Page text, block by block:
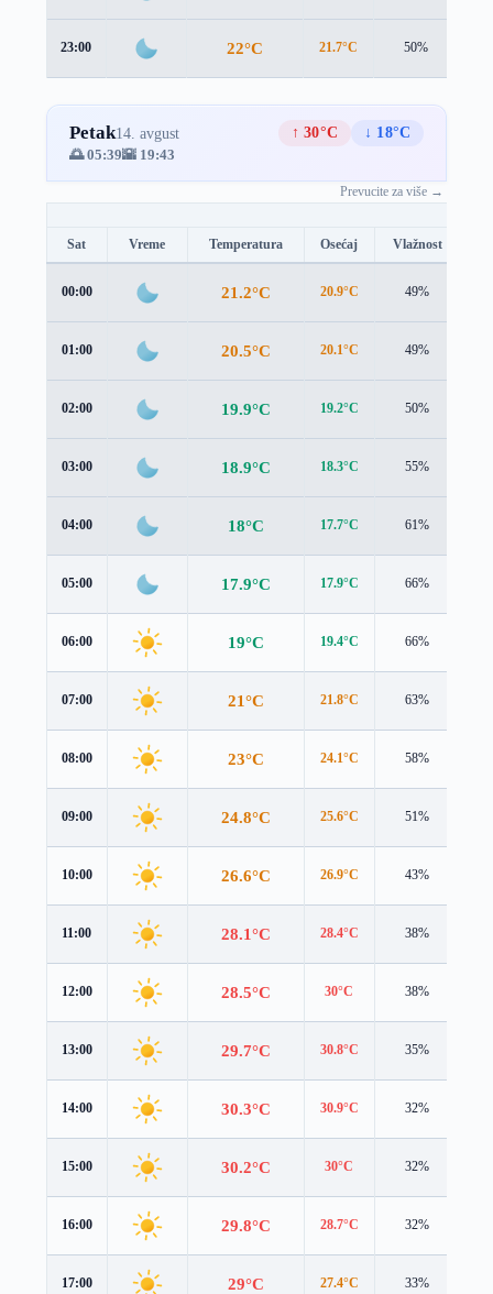
23:00 22°C 21.7°C 50%
Petak14. avgust ↑ 30°C
↓ 18°C
🌅 05:39🌇 19:43
Prevucite za više →
Sat Vreme Temperatura Osećaj Vlažnost
00:00 21.2°C 20.9°C 49%
01:00 20.5°C 20.1°C 49%
02:00 19.9°C 19.2°C 50%
03:00 18.9°C 18.3°C 55%
04:00 18°C 17.7°C 61%
05:00 17.9°C 17.9°C 66%
06:00 19°C 19.4°C 66%
07:00 21°C 21.8°C 63%
08:00 23°C 24.1°C 58%
09:00 24.8°C 25.6°C 51%
10:00 26.6°C 26.9°C 43%
11:00 28.1°C 28.4°C 38%
12:00 28.5°C 30°C 38%
13:00 29.7°C 30.8°C 35%
14:00 30.3°C 30.9°C 32%
15:00 30.2°C 30°C 32%
16:00 29.8°C 28.7°C 32%
17:00 29°C 27.4°C 33%